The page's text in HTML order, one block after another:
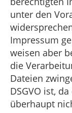
unter den
Impressum
weisen aber
die
Dateien
DSGVO ist,
überhaupt